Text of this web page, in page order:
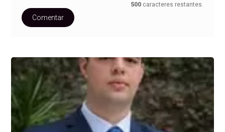
500 caracteres restantes.
Comentar